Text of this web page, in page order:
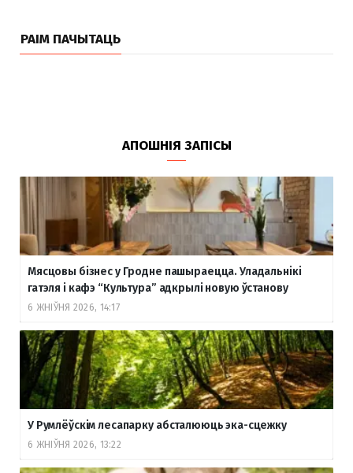
РАІМ ПАЧЫТАЦЬ
АПОШНІЯ ЗАПІСЫ
Мясцовы бізнес у Гродне пашыраецца. Уладальнікі
гатэля і кафэ “Культура” адкрылі новую ўстанову
6 ЖНІЎНЯ 2026, 14:17
У Румлёўскім лесапарку абсталююць эка-сцежку
6 ЖНІЎНЯ 2026, 13:22